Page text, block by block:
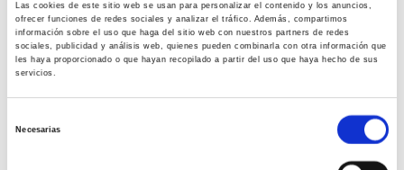
Las cookies de este sitio web se usan para personalizar el contenido y los anuncios,
ofrecer funciones de redes sociales y analizar el tráfico. Además, compartimos
información sobre el uso que haga del sitio web con nuestros partners de redes
sociales, publicidad y análisis web, quienes pueden combinarla con otra información que
les haya proporcionado o que hayan recopilado a partir del uso que haya hecho de sus
servicios.
Necesarias